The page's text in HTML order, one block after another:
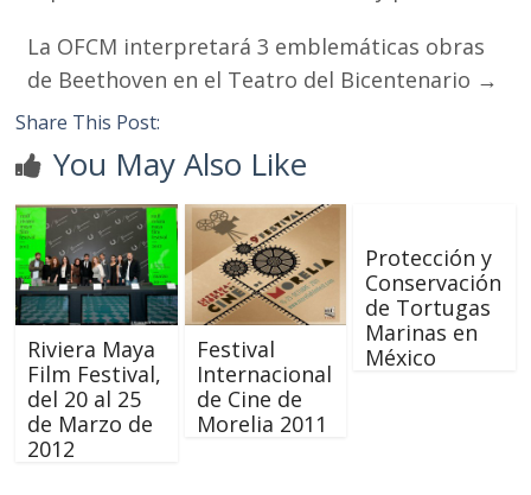
La OFCM interpretará 3 emblemáticas obras
de Beethoven en el Teatro del Bicentenario →
Share This Post:
You May Also Like
Riviera Maya
Film Festival,
del 20 al 25
de Marzo de
2012
Festival
Internacional
de Cine de
Morelia 2011
Protección y
Conservación
de Tortugas
Marinas en
México